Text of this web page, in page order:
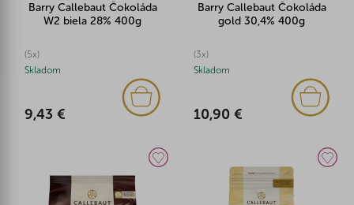
Barry Callebaut Čokoláda
W2 biela 28% 400g
(5x)
Skladom
9,43 €
Barry Callebaut Čokoláda
gold 30,4% 400g
(3x)
Skladom
10,90 €